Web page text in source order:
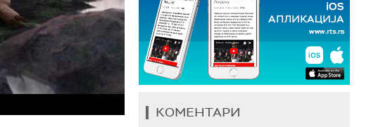
КОМЕНТАРИ